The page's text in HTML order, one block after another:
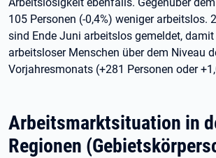
105 Personen (-0,4%) weniger arbeitslos.
sind Ende Juni arbeitslos gemeldet,
arbeitsloser Menschen über dem Niveau
Vorjahresmonats (+281 Personen oder
Arbeitsmarktsituation in
Regionen